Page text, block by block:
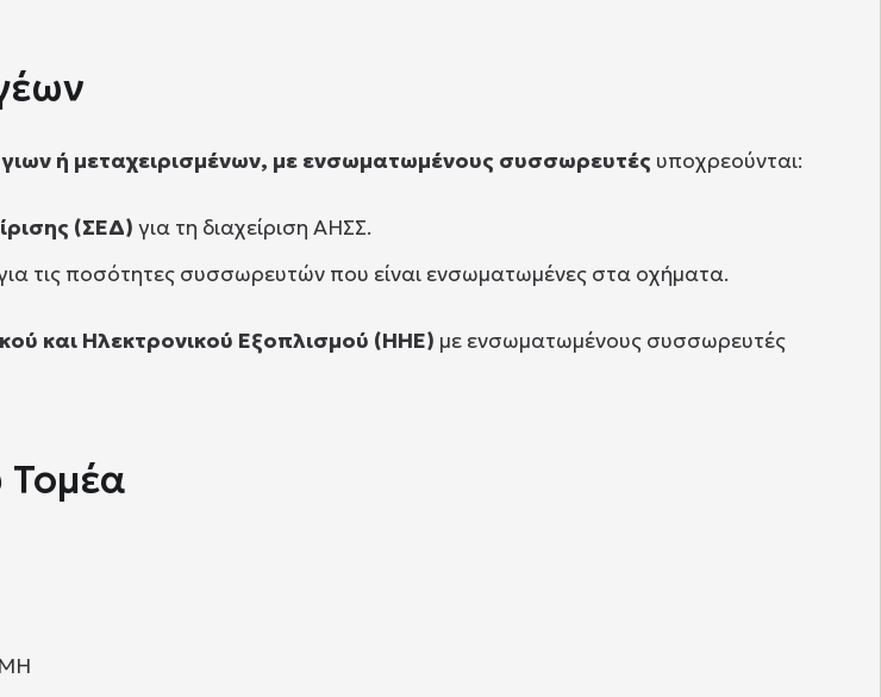
ή μεταχειρισμένων, με ενσωματωμένους συσσωρευτές υποχρεούνται:
(ΣΕΔ) για τη διαχείριση ΑΗΣΣ.
τις ποσότητες συσσωρευτών που είναι ενσωματωμένες στα οχήματα.
και Ηλεκτρονικού Εξοπλισμού (ΗΗΕ) με ενσωματωμένους συσσωρευτές
Τομέα